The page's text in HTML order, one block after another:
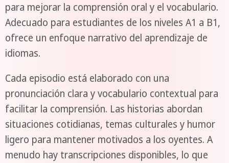
para mejorar la comprensión oral y el vocabulario.
Adecuado para estudiantes de los niveles A1 a B1,
ofrece un enfoque narrativo del aprendizaje de
idiomas.
Cada episodio está elaborado con una
pronunciación clara y vocabulario contextual para
facilitar la comprensión. Las historias abordan
situaciones cotidianas, temas culturales y humor
ligero para mantener motivados a los oyentes. A
menudo hay transcripciones disponibles, lo que